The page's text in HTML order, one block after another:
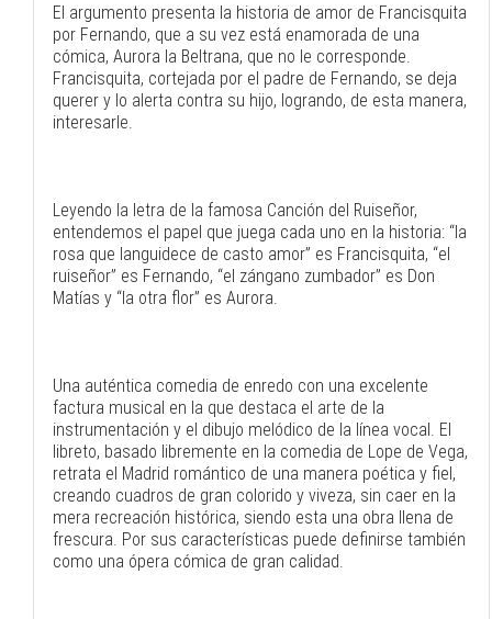
El argumento presenta la historia de amor de Francisquita
por Fernando, que a su vez está enamorada de una
cómica, Aurora la Beltrana, que no le corresponde.
Francisquita, cortejada por el padre de Fernando, se deja
querer y lo alerta contra su hijo, logrando, de esta manera,
interesarle.
Leyendo la letra de la famosa Canción del Ruiseñor,
entendemos el papel que juega cada uno en la historia: “la
rosa que languidece de casto amor” es Francisquita, “el
ruiseñor” es Fernando, “el zángano zumbador” es Don
Matías y “la otra flor” es Aurora.
Una auténtica comedia de enredo con una excelente
factura musical en la que destaca el arte de la
instrumentación y el dibujo melódico de la línea vocal. El
libreto, basado libremente en la comedia de Lope de Vega,
retrata el Madrid romántico de una manera poética y fiel,
creando cuadros de gran colorido y viveza, sin caer en la
mera recreación histórica, siendo esta una obra llena de
frescura. Por sus características puede definirse también
como una ópera cómica de gran calidad.